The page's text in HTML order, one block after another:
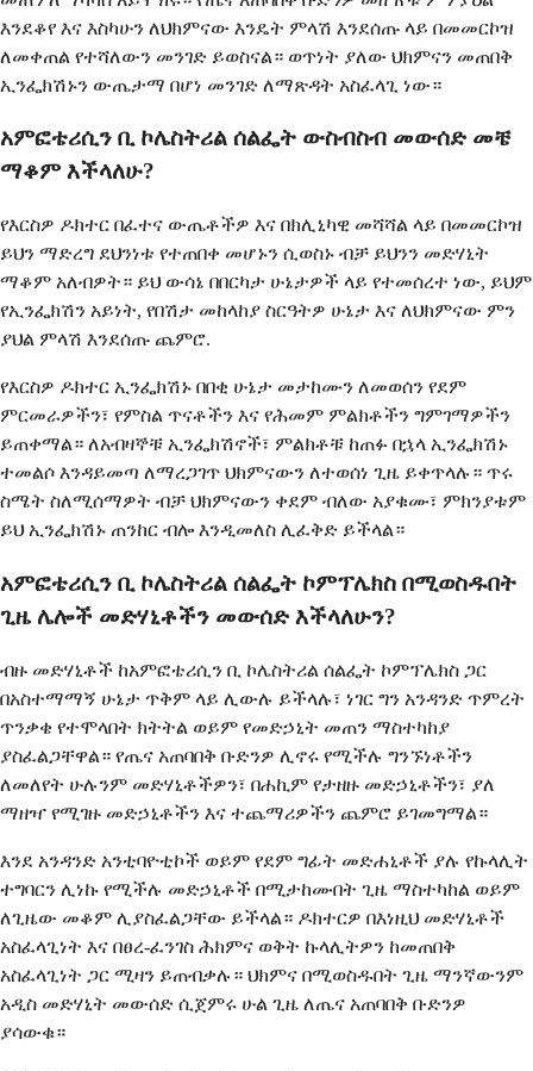
እንደቆየ እና እስካሁን ለህክምናው እንዴት ምላሽ እንደሰጡ ላይ በመመርኮዝ
ለመቀጠል የተሻለውን መንገድ ይወስናል። ወጥነት ያለው ህክምናን መጠበቅ
ኢንፌክሽኑን ውጤታማ በሆነ መንገድ ለማጽዳት አስፈላጊ ነው።
አምፎቴሪሲን ቢ ኮሌስትሪል ሰልፌት ውስብስብ መውሰድ መቼ
ማቆም እችላለሁ?
የእርስዎ ዶክተር በፈተና ውጤቶችዎ እና በክሊኒካዊ መሻሻል ላይ በመመርኮዝ
ይህን ማድረግ ደህንነቱ የተጠበቀ መሆኑን ሲወስኑ ብቻ ይህንን መድሃኒት
ማቆም አለብዎት። ይህ ውሳኔ በበርካታ ሁኔታዎች ላይ የተመሰረተ ነው, ይህም
የኢንፌክሽን አይነት, የበሽታ መከላከያ ስርዓትዎ ሁኔታ እና ለህክምናው ምን
ያህል ምላሽ እንደሰጡ ጨምሮ.
የእርስዎ ዶክተር ኢንፌክሽኑ በበቂ ሁኔታ መታከሙን ለመወሰን የደም
ምርመራዎችን፣ የምስል ጥናቶችን እና የሕመም ምልክቶችን ግምገማዎችን
ይጠቀማል። ለአብዛኞቹ ኢንፌክሽኖች፣ ምልክቶቹ ከጠፉ በኋላ ኢንፌክሽኑ
ተመልሶ እንዳይመጣ ለማረጋገጥ ህክምናውን ለተወሰነ ጊዜ ይቀጥላሉ። ጥሩ
ስሜት ስለሚሰማዎት ብቻ ህክምናውን ቀደም ብለው አያቁሙ፣ ምክንያቱም
ይህ ኢንፌክሽኑ ጠንከር ብሎ እንዲመለስ ሊፈቅድ ይችላል።
አምፎቴሪሲን ቢ ኮሌስትሪል ሰልፌት ኮምፕሌክስ በሚወስዱበት
ጊዜ ሌሎች መድሃኒቶችን መውሰድ እችላለሁን?
ብዙ መድሃኒቶች ከአምፎቴሪሲን ቢ ኮሌስትሪል ሰልፌት ኮምፕሌክስ ጋር
በአስተማማኝ ሁኔታ ጥቅም ላይ ሊውሉ ይችላሉ፣ ነገር ግን አንዳንድ ጥምረት
ጥንቃቄ የተሞላበት ክትትል ወይም የመድኃኒት መጠን ማስተካከያ
ያስፈልጋቸዋል። የጤና አጠባበቅ ቡድንዎ ሊኖሩ የሚችሉ ግንኙነቶችን
ለመለየት ሁሉንም መድሃኒቶችዎን፣ በሐኪም የታዘዙ መድኃኒቶችን፣ ያለ
ማዘዣ የሚገዙ መድኃኒቶችን እና ተጨማሪዎችን ጨምሮ ይገመግማል።
እንደ አንዳንድ አንቲባዮቲኮች ወይም የደም ግፊት መድሐኒቶች ያሉ የኩላሊት
ተግባርን ሊነኩ የሚችሉ መድኃኒቶች በሚታከሙበት ጊዜ ማስተካከል ወይም
ለጊዜው መቆም ሊያስፈልጋቸው ይችላል። ዶክተርዎ በእነዚህ መድሃኒቶች
አስፈላጊነት እና በፀረ-ፈንገስ ሕክምና ወቅት ኩላሊትዎን ከመጠበቅ
አስፈላጊነት ጋር ሚዛን ይጠብቃሉ። ህክምና በሚወስዱበት ጊዜ ማንኛውንም
አዲስ መድሃኒት መውሰድ ሲጀምሩ ሁል ጊዜ ለጤና አጠባበቅ ቡድንዎ
ያሳውቁ።